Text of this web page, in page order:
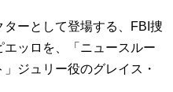
ーとして登場する、FBI捜
ッロを、「ニュースルー
ジュリー役のグレイス・